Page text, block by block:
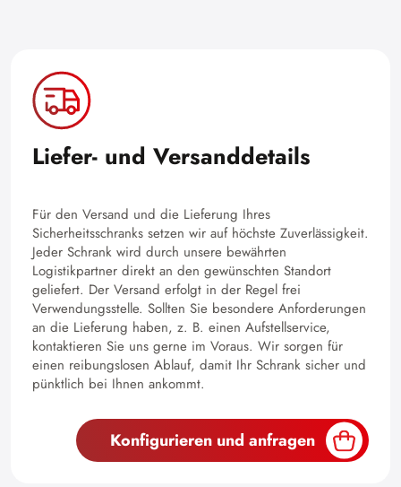
Liefer- und Versanddetails
Für den Versand und die Lieferung Ihres
Sicherheitsschranks setzen wir auf höchste Zuverlässigkeit.
Jeder Schrank wird durch unsere bewährten
Logistikpartner direkt an den gewünschten Standort
geliefert. Der Versand erfolgt in der Regel frei
Verwendungsstelle. Sollten Sie besondere Anforderungen
an die Lieferung haben, z. B. einen Aufstellservice,
kontaktieren Sie uns gerne im Voraus. Wir sorgen für
einen reibungslosen Ablauf, damit Ihr Schrank sicher und
pünktlich bei Ihnen ankommt.
Konfigurieren und anfragen